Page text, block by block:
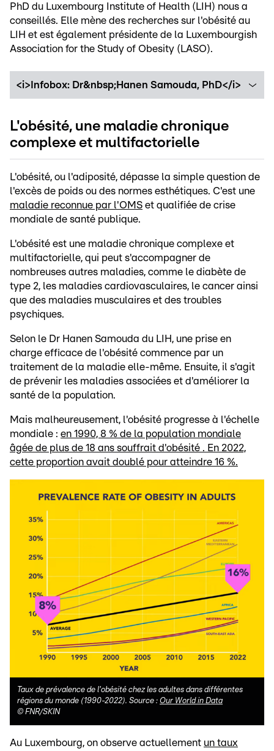
PhD du Luxembourg Institute of Health (LIH) nous a
conseillés. Elle mène des recherches sur l'obésité au
LIH et est également présidente de la Luxembourgish
Association for the Study of Obesity (LASO).
<i>Infobox: Dr&nbsp;Hanen Samouda, PhD</i>
L'obésité, une maladie chronique
complexe et multifactorielle
L'obésité, ou l'adiposité, dépasse la simple question de
l'excès de poids ou des normes esthétiques. C'est une
maladie reconnue par l'OMS et qualifiée de crise
mondiale de santé publique.
L'obésité est une maladie chronique complexe et
multifactorielle, qui peut s'accompagner de
nombreuses autres maladies, comme le diabète de
type 2, les maladies cardiovasculaires, le cancer ainsi
que des maladies musculaires et des troubles
psychiques.
Selon le Dr Hanen Samouda du LIH, une prise en
charge efficace de l'obésité commence par un
traitement de la maladie elle-même. Ensuite, il s'agit
de prévenir les maladies associées et d'améliorer la
santé de la population.
Mais malheureusement, l'obésité progresse à l'échelle
mondiale : en 1990, 8 % de la population mondiale
âgée de plus de 18 ans souffrait d'obésité . En 2022,
cette proportion avait doublé pour atteindre 16 %.
Taux de prévalence de l'obésité chez les adultes dans différentes
régions du monde (1990-2022). Source : Our World in Data
© FNR/SKIN
Au Luxembourg, on observe actuellement un taux